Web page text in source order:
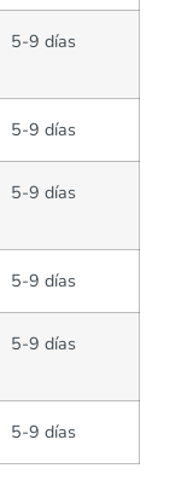
5-9 días
5-9 días
5-9 días
5-9 días
5-9 días
5-9 días